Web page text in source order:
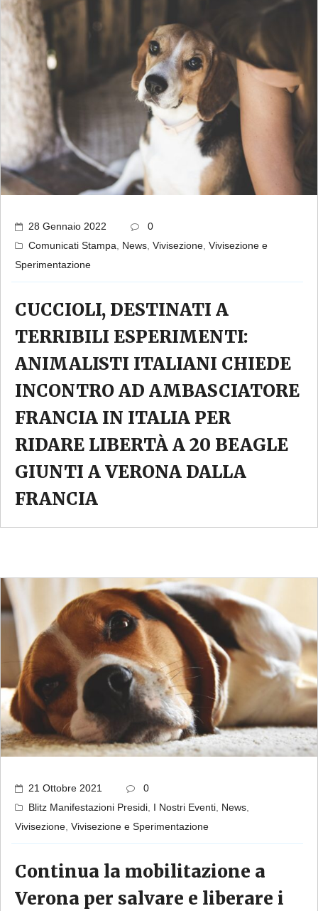
28 Gennaio 2022
0
Comunicati Stampa, News, Vivisezione, Vivisezione e
Sperimentazione
CUCCIOLI, DESTINATI A
TERRIBILI ESPERIMENTI:
ANIMALISTI ITALIANI CHIEDE
INCONTRO AD AMBASCIATORE
FRANCIA IN ITALIA PER
RIDARE LIBERTÀ A 20 BEAGLE
GIUNTI A VERONA DALLA
FRANCIA
21 Ottobre 2021
0
Blitz Manifestazioni Presidi, I Nostri Eventi, News,
Vivisezione, Vivisezione e Sperimentazione
Continua la mobilitazione a
Verona per salvare e liberare i